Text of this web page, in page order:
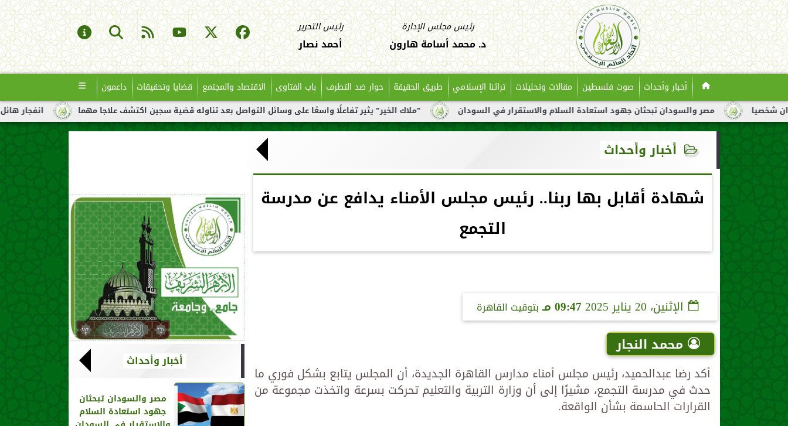
رئيس مجلس الإدارة
د. محمد أسامة هارون
رئيس التحرير
أحمد نصار
أخبار وأحداث صوت فلسطين مقالات وتحليلات تراثنا الإسلامي طريق الحقيقة حوار ضد التطرف باب الفتاوى الاقتصاد والمجتمع قضايا وتحقيقات داعمون
انفجار هائل لناقلة نفط ”ملاك الخير” يثير تفاعلًا واسعًا على وسائل التواصل بعد تناوله قضية سجين اكتشف علاجا مهما مصر والسودان تبحثان جهود استعادة السلام والاستقرار في السودان
أخبار وأحداث
شهادة أقابل بها ربنا.. رئيس مجلس الأمناء يدافع عن مدرسة
التجمع
الإثنين، 20 يناير 2025 09:47 مـ بتوقيت القاهرة
محمد النجار
أكد رضا عبدالحميد، رئيس مجلس أمناء مدارس القاهرة الجديدة، أن المجلس يتابع بشكل فوري ما
حدث في مدرسة التجمع، مشيرًا إلى أن وزارة التربية والتعليم تحركت بسرعة واتخذت مجموعة من
القرارات الحاسمة بشأن الواقعة.
أخبار وأحداث
مصر والسودان تبحثان
جهود استعادة السلام